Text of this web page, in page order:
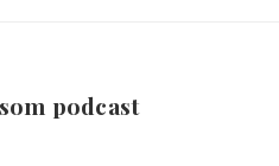
podcast